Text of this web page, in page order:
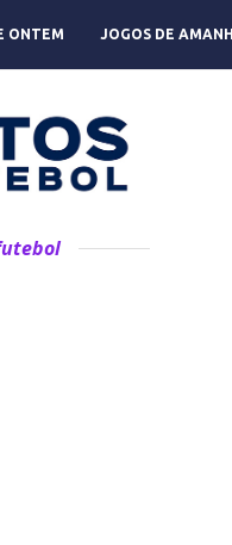
ONTEM JOGOS DE